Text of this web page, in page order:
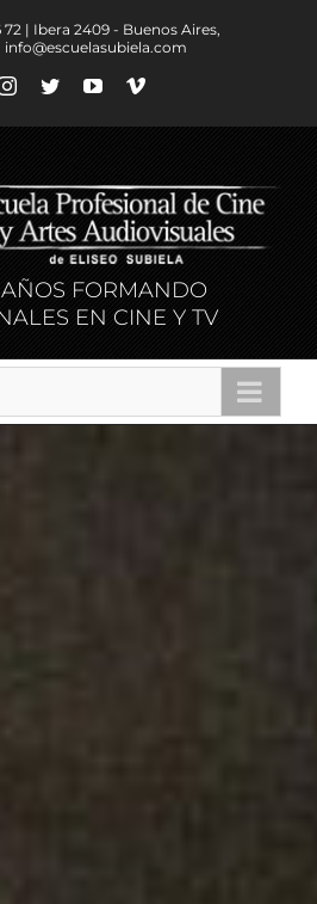
72 | Ibera 2409 - Buenos Aires,
info@escuelasubiela.com
Instagram
TwitterYouTubeVimeo
FORMANDO
EN CINE Y TV